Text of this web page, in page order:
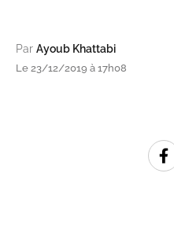
Par Ayoub Khattabi
Le 23/12/2019 à 17h08